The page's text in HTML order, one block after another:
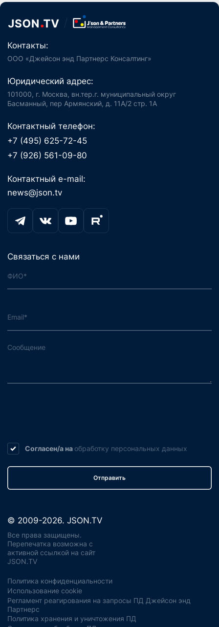
Контакты:
ООО «Джейсон энд Партнерс Консалтинг»
Юридический адрес:
101000, г. Москва, вн.тер.г. муниципальный округ
Басманный, пер Армянский, д. 11А/2 стр. 1А
Контактный телефон:
+7 (495) 625-72-45
+7 (926) 561-09-80
Контактный e-mail:
news@json.tv
Связаться с нами
Согласен/а на обработку персональных данных
Отправить
© 2009-2026. JSON.TV
Все права защищены.
Перепечатка возможна с
активной ссылкой на сайт
JSON.TV
Политика конфиденциальности
Использование cookie
Регламент реагирования на запросы ПД Джейсон энд
Партнерс
Политика хранения и уничтожения ПД